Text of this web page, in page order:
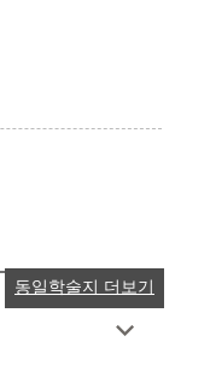
동일학술지 더보기